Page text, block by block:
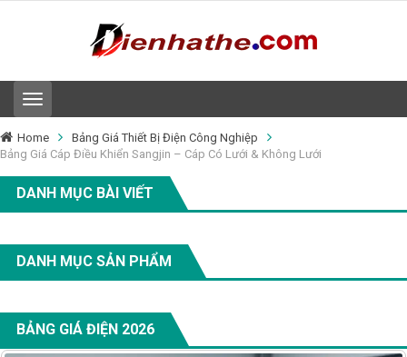
T
o
g
g
n
a
i
g
a
i
o
Home
Bảng Giá Thiết Bị Điện Công Nghiệp
Bảng Giá Cáp Điều Khiển Sangjin – Cáp Có Lưới & Không Lưới
DANH MỤC BÀI VIẾT
DANH MỤC SẢN PHẨM
BẢNG GIÁ ĐIỆN 2026